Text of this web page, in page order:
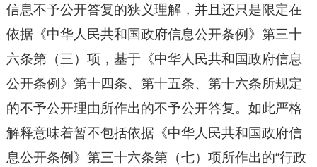
信息不予公开答复的狭义理解，并且还只是限定在
依据《中华人民共和国政府信息公开条例》第三十
六条第（三）项，基于《中华人民共和国政府信息
公开条例》第十四条、第十五条、第十六条所规定
的不予公开理由所作出的不予公开答复。如此严格
解释意味着暂不包括依据《中华人民共和国政府信
息公开条例》第三十六条第（七）项所作出的“行政